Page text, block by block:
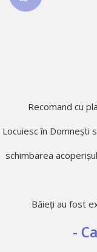
Recomand cu
Locuiesc în Domnești
schimbarea
Băieți au fost
-